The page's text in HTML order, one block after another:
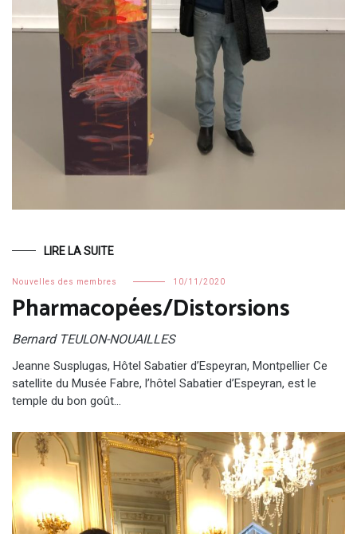
LIRE LA SUITE
Nouvelles des membres 10/11/2020
Pharmacopées/Distorsions
Bernard TEULON-NOUAILLES
Jeanne Susplugas, Hôtel Sabatier d’Espeyran, Montpellier Ce
satellite du Musée Fabre, l’hôtel Sabatier d’Espeyran, est le
temple du bon goût…